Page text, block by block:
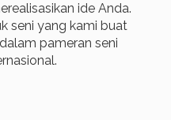
ide Anda.
seni yang kami buat
pameran seni